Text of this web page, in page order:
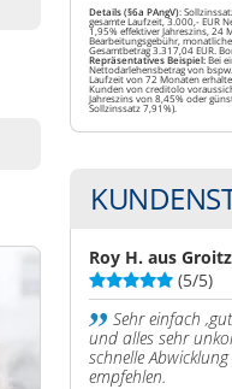
Details (§6a PAngV):
gesamte Laufzeit, 3.000,- EUR
1,95% effektiver Jahreszins, 24
Bearbeitungsgebühr,
Gesamtbetrag 3.317,04 EUR.
Repräsentatives Beispiel:Bei
Nettodarlehensbetrag von
Laufzeit von 72 Monaten
Kunden von creditolo
Jahreszins von 8,45% oder
Sollzinssatz 7,91%).
Roy H. aus
(5/5)
Sehr einfach
und alles sehr
schnelle
empfehlen.